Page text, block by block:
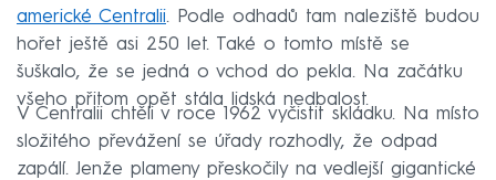
americké Centralii. Podle odhadů tam naleziště budou
hořet ještě asi 250 let. Také o tomto místě se
šuškalo, že se jedná o vchod do pekla. Na začátku
všeho přitom opět stála lidská nedbalost.
V Centralii chtěli v roce 1962 vyčistit skládku. Na místo
složitého převážení se úřady rozhodly, že odpad
zapálí. Jenže plameny přeskočily na vedlejší gigantické